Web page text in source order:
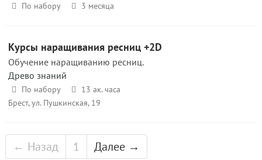
По набору 3 месяца
Курсы наращивания ресниц +2D
Обучение наращиванию ресниц.
Древо знаний
По набору
13 ак. часа
Брест, ул. Пушкинская, 19
← Назад 1 Далее →